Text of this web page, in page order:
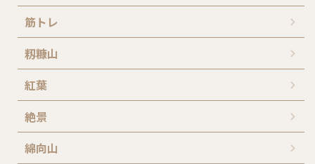
筋トレ
籾糠山
紅葉
絶景
綿向山